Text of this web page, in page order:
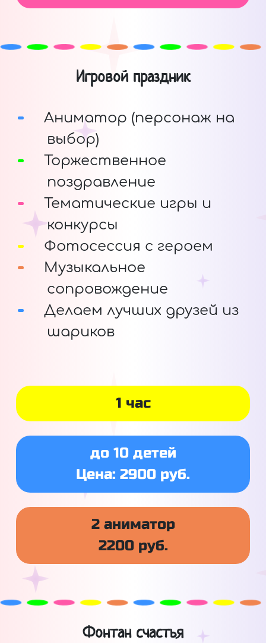
Игровой праздник
Аниматор (персонаж на
выбор)
Торжественное
поздравление
Тематические игры и
конкурсы
Фотосессия с героем
Музыкальное
сопровождение
Делаем лучших друзей из
шариков
1 час
до 10 детей
Цена: 2900 руб.
2 аниматор
2200 руб.
Фонтан счастья